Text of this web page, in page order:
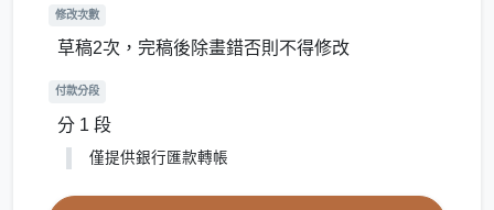
修改次數
草稿2次，完稿後除畫錯否則不得修改
付款分段
分 1 段
僅提供銀行匯款轉帳